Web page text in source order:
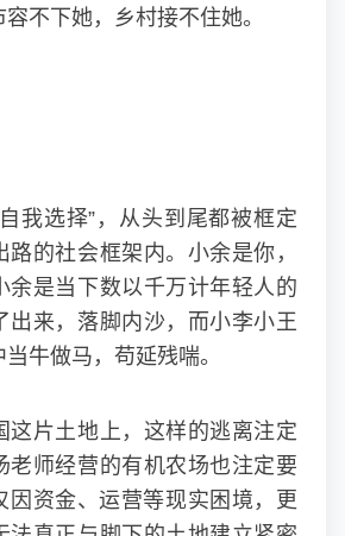
不下她，乡村接不住她。
我选择”，从头到尾都被框定
路的社会框架内。小余是你，
余是当下数以千万计年轻人的
出来，落脚内沙，而小李小王
牛做马，苟延残喘。
这片土地上，这样的逃离注定
老师经营的有机农场也注定要
资金、运营等现实困境，更